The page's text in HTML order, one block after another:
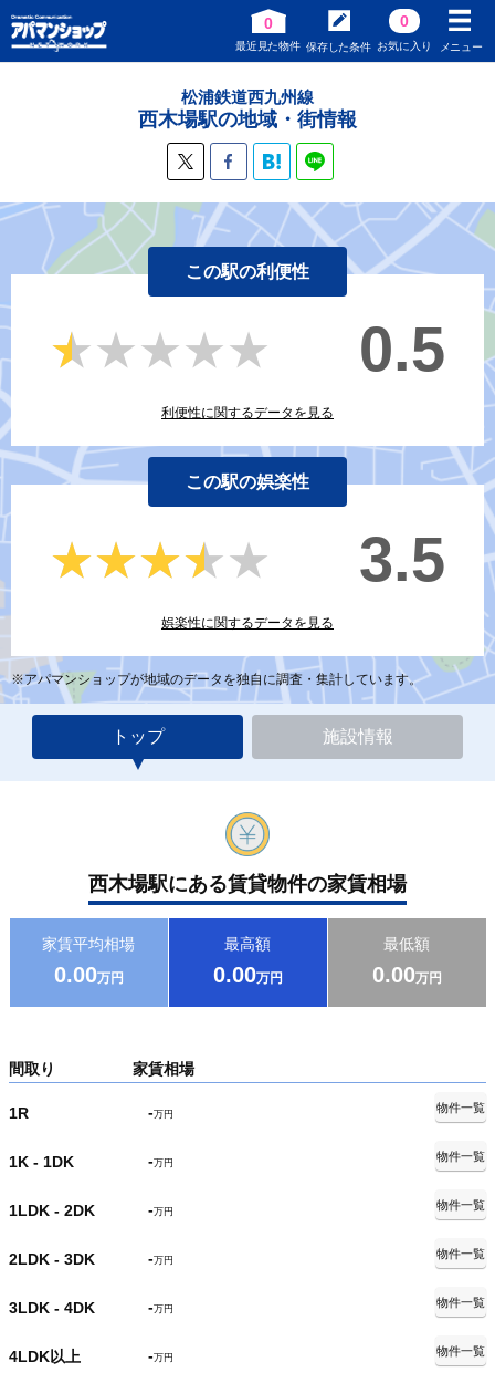
0
最近見た物件 保存した条件
0
お気に入り メニュー
松浦鉄道西九州線
西木場駅の地域・街情報
この駅の利便性
★★★★★
★★★★★ 0.5
利便性に関するデータを見る
この駅の娯楽性
★★★★★
★★★★★ 3.5
娯楽性に関するデータを見る
※アパマンショップが地域のデータを独自に調査・集計しています。
トップ 施設情報
西木場駅にある賃貸物件の家賃相場
家賃平均相場
0.00万円
最高額
0.00万円
最低額
0.00万円
間取り 家賃相場
1R -万円
物件一覧
1K - 1DK -万円
物件一覧
1LDK - 2DK -万円
物件一覧
2LDK - 3DK -万円
物件一覧
3LDK - 4DK -万円
物件一覧
4LDK以上 -万円
物件一覧